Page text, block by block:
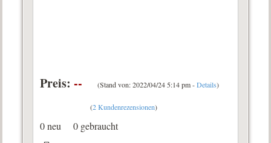
Preis: -- (Stand von: 2022/04/24 5:14 pm -Details)
(2 Kundenrezensionen)
0 neu 0 gebraucht